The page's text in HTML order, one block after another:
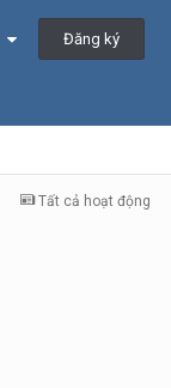
Đăng ký
Tất cả hoạt động